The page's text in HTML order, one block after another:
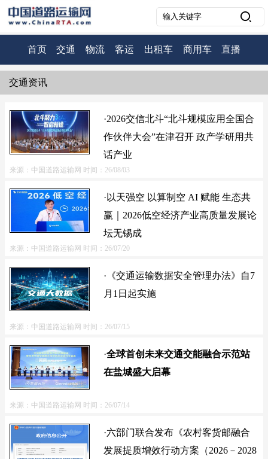
首页 交通 物流 客运 出租车 商用车 直播
交通资讯
·2026交信北斗“北斗规模应用全国合
作伙伴大会”在津召开 政产学研用共
话产业
来源：中国道路运输网 时间：26/08/03
·以天强空 以算制空 AI 赋能 生态共
赢｜2026低空经济产业高质量发展论
坛无锡成
来源：中国道路运输网 时间：26/07/20
·《交通运输数据安全管理办法》自7
月1日起实施
来源：中国道路运输网 时间：26/07/15
·全球首创未来交通交能融合示范站
在盐城盛大启幕
来源：中国道路运输网 时间：26/07/14
·六部门联合发布《农村客货邮融合
发展提质增效行动方案（2026－2028